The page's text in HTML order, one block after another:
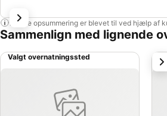
Denne opsummering er blevet til ved hjælp af
Sammenlign med lignende
Valgt overnatningssted